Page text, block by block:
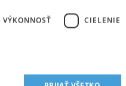
VÝKONNOSŤ CIELENIE